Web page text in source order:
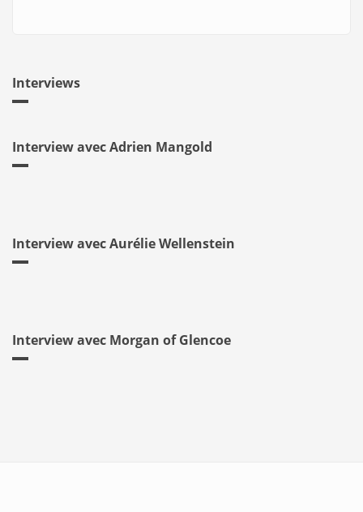
Interviews
Interview avec Adrien Mangold
Interview avec Aurélie Wellenstein
Interview avec Morgan of Glencoe